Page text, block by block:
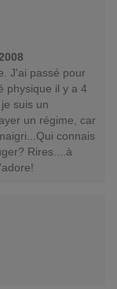
J'ai passé pour
physique il y a 4
suis un
un régime, car
connais
Rires....à